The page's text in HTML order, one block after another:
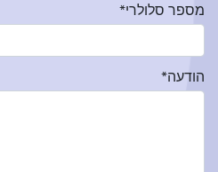
מספר סלולרי*
הודעה*